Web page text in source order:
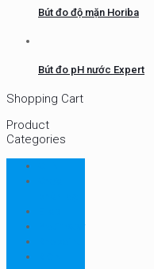
Bút đo độ mặn Horiba
Bút đo pH nước Expert
Shopping Cart
Product
Categories